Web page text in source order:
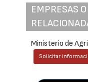
EMPRESAS
Ministerio de
Solicitar